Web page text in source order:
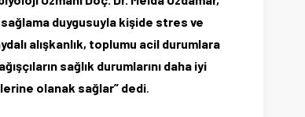
duygusuyla kişide stres ve
alışkanlık, toplumu acil durumlara
sağlık durumlarını daha iyi
olanak sağlar” dedi.